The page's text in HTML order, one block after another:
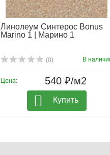
Линолеум Синтерос Bonus
Marino 1 | Марино 1
(0) В
Цена: 540 ₽/м2
Купить